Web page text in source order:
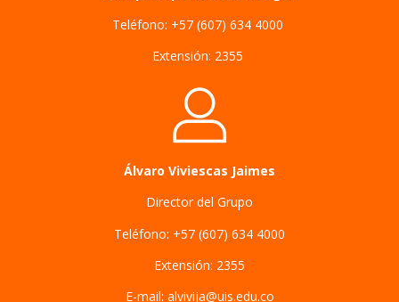
Teléfono: +57 (607) 634 4000
Extensión: 2355
Álvaro Viviescas Jaimes
Director del Grupo
Teléfono: +57 (607) 634 4000
Extensión: 2355
E-mail: alvivija@uis.edu.co